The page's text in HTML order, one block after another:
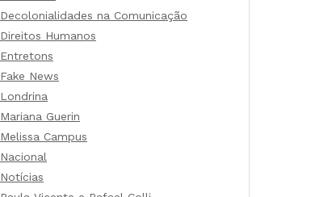
Decolonialidades na Comunicação
Direitos Humanos
Entretons
Fake News
Londrina
Mariana Guerin
Melissa Campus
Nacional
Notícias